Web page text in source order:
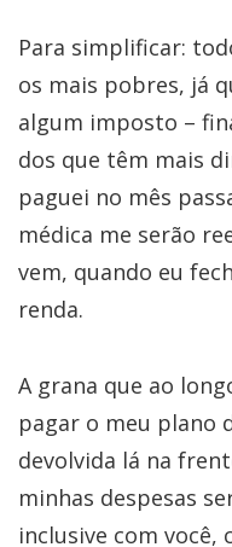
Para simplificar:
os mais pobres, já
algum imposto –
dos que têm mais
paguei no mês
médica me serão
vem, quando eu
renda.
A grana que ao
pagar o meu plano
devolvida lá na
minhas despesas
inclusive com você,